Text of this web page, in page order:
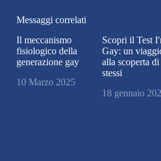
Messaggi correlati
Il meccanismo
fisiologico della
generazione gay
10 Marzo 2025
Scopri il Test
Gay: un
alla scoperta di
stessi
18 gennaio